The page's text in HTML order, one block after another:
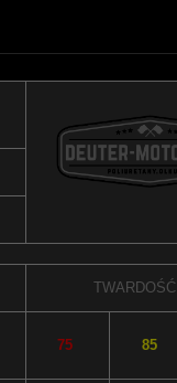
TWARDOŚĆ
75 85